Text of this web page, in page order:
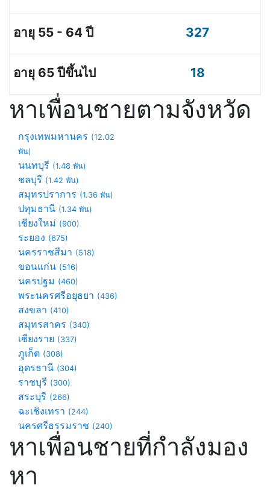
327
18
หาเพื่อนชายตามจังหวัด
กรุงเทพมหานคร (12.02
พัน)
นนทบุรี (1.48 พัน)
ชลบุรี (1.42 พัน)
สมุทรปราการ (1.36 พัน)
ปทุมธานี (1.34 พัน)
เชียงใหม่ (900)
ระยอง (675)
นครราชสีมา (518)
ขอนแก่น (516)
นครปฐม (460)
พระนครศรีอยุธยา (436)
สงขลา (410)
สมุทรสาคร (340)
เชียงราย (337)
ภูเก็ต (308)
อุดรธานี (304)
ราชบุรี (300)
สระบุรี (266)
ฉะเชิงเทรา (244)
นครศรีธรรมราช (240)
หาเพื่อนชายที่กำลังมอง
หา